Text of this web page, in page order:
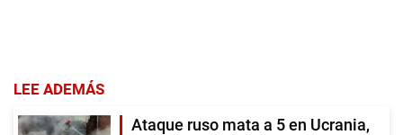
LEE ADEMÁS
Ataque ruso mata a 5 en Ucrania,